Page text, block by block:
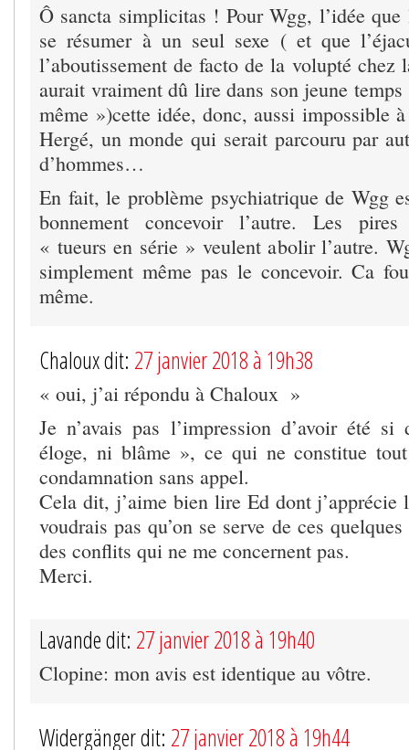
Ô sancta simplicitas ! Pour Wgg, l’idée
se résumer à un seul sexe ( et que
l’aboutissement de facto de la volupté
aurait vraiment dû lire dans son jeune
même »)cette idée, donc, aussi impossible
Hergé, un monde qui serait parcouru par
d’hommes…
En fait, le problème psychiatrique de Wgg
bonnement concevoir l’autre. Les pires
« tueurs en série » veulent abolir l’autre.
simplement même pas le concevoir. Ca
même.
Chaloux dit: 27 janvier 2018 à 19h38
« oui, j’ai répondu à Chaloux »
Je n’avais pas l’impression d’avoir été
éloge, ni blâme », ce qui ne constitue
condamnation sans appel.
Cela dit, j’aime bien lire Ed dont j’apprécie
voudrais pas qu’on se serve de ces
des conflits qui ne me concernent pas.
Merci.
Lavande dit: 27 janvier 2018 à 19h40
Clopine: mon avis est identique au vôtre.
Widergänger dit: 27 janvier 2018 à 19h44